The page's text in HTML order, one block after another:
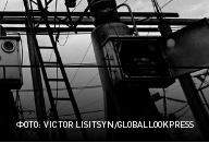
ФОТО: VICTOR LISITSYN/GLOBALLOOKPRESS